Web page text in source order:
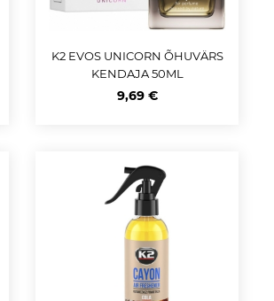
K2 EVOS UNICORN ÕHUVÄRS
KENDAJA 50ML
9,69 €